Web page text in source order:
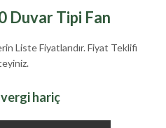
Duvar Tipi Fan
Liste Fiyatlarıdır. Fiyat Teklifi
hariç